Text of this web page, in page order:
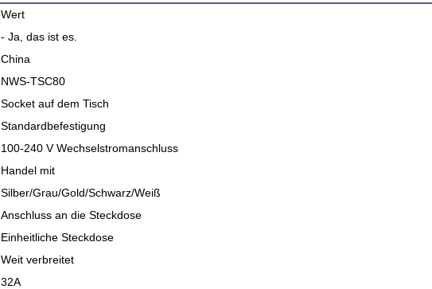
Wert
- Ja, das ist es.
China
NWS-TSC80
Socket auf dem Tisch
Standardbefestigung
100-240 V Wechselstromanschluss
Handel mit
Silber/Grau/Gold/Schwarz/Weiß
Anschluss an die Steckdose
Einheitliche Steckdose
Weit verbreitet
32A